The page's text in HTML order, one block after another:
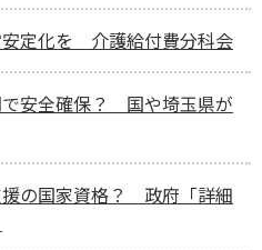
安定化を 介護給付費分科会
安全確保？ 国や埼玉県が
の国家資格？ 政府「詳細